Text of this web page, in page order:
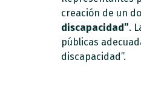
creación de un
discapacidad”.
públicas
discapacidad”.